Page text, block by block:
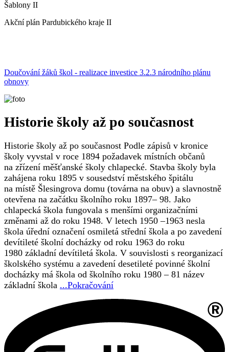
Šablony II
Akční plán Pardubického kraje II
Doučování žáků škol - realizace investice 3.2.3 národního plánu
obnovy
Historie školy až po současnost
Historie školy až po současnost Podle zápisů v kronice
školy vyvstal v roce 1894 požadavek místních občanů
na zřízení měšťanské školy chlapecké. Stavba školy byla
zahájena roku 1895 v sousedství městského špitálu
na místě Šlesingrova domu (továrna na obuv) a slavnostně
otevřena na začátku školního roku 1897– 98. Jako
chlapecká škola fungovala s menšími organizačními
změnami až do roku 1948. V letech 1950 –1963 nesla
škola úřední označení osmiletá střední škola a po zavedení
devítileté školní docházky od roku 1963 do roku
1980 základní devítiletá škola. V souvislosti s reorganizací
školského systému a zavedení desetileté povinné školní
docházky má škola od školního roku 1980 – 81 název
základní škola ...Pokračování